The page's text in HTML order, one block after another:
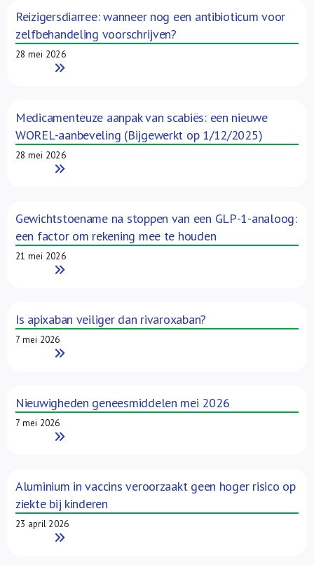
Reizigersdiarree: wanneer nog een antibioticum voor
zelfbehandeling voorschrijven?
28 mei 2026
Read More
Medicamenteuze aanpak van scabiës: een nieuwe
WOREL-aanbeveling (Bijgewerkt op 1/12/2025)
28 mei 2026
Read More
Gewichtstoename na stoppen van een GLP-1-analoog:
een factor om rekening mee te houden
21 mei 2026
Read More
Is apixaban veiliger dan rivaroxaban?
7 mei 2026
Read More
Nieuwigheden geneesmiddelen mei 2026
7 mei 2026
Read More
Aluminium in vaccins veroorzaakt geen hoger risico op
ziekte bij kinderen
23 april 2026
Read More